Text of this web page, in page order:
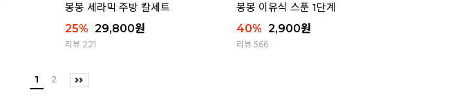
봉봉 세라믹 주방 칼세트
25% 29,800원
리뷰 221
봉봉 이유식 스푼 1단계
40% 2,900원
리뷰 566
1 2